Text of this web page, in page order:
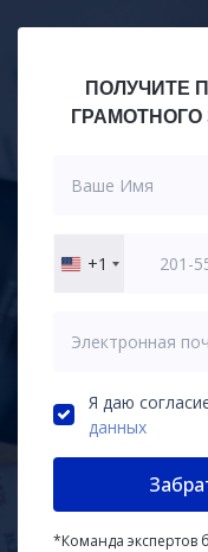
ПОЛУЧИТЕ
United
+1
Я даю
данных
*Команда экспертов